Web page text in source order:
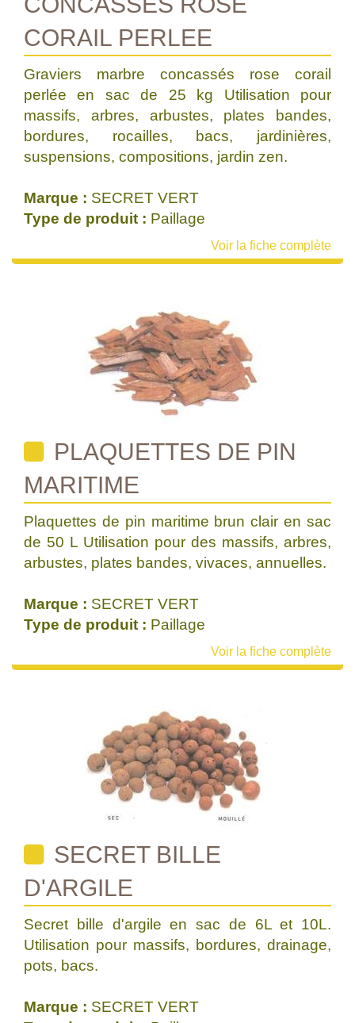
CORAIL PERLEE
Graviers marbre concassés rose corail
perlée en sac de 25 kg Utilisation pour
massifs, arbres, arbustes, plates bandes,
bordures, rocailles, bacs, jardinières,
suspensions, compositions, jardin zen.
Marque : SECRET VERT
Type de produit : Paillage
Voir la fiche complète
PLAQUETTES DE PIN
MARITIME
Plaquettes de pin maritime brun clair en sac
de 50 L Utilisation pour des massifs, arbres,
arbustes, plates bandes, vivaces, annuelles.
Marque : SECRET VERT
Type de produit : Paillage
Voir la fiche complète
SECRET BILLE
D'ARGILE
Secret bille d'argile en sac de 6L et 10L.
Utilisation pour massifs, bordures, drainage,
pots, bacs.
Marque : SECRET VERT